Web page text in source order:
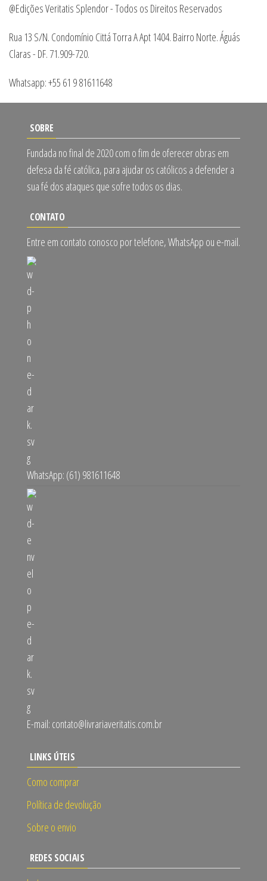
@Edições Veritatis Splendor - Todos os Direitos Reservados
Rua 13 S/N. Condomínio Cittá Torra A Apt 1404. Bairro Norte. Águás
Claras - DF. 71.909-720.
Whatsapp: +55 61 9 81611648
SOBRE
Fundada no final de 2020 com o fim de oferecer obras em
defesa da fé católica, para ajudar os católicos a defender a
sua fé dos ataques que sofre todos os dias.
CONTATO
Entre em contato conosco por telefone, WhatsApp ou e-mail.
WhatsApp: (61) 981611648
E-mail: contato@livrariaveritatis.com.br
LINKS ÚTEIS
Como comprar
Política de devolução
Sobre o envio
REDES SOCIAIS